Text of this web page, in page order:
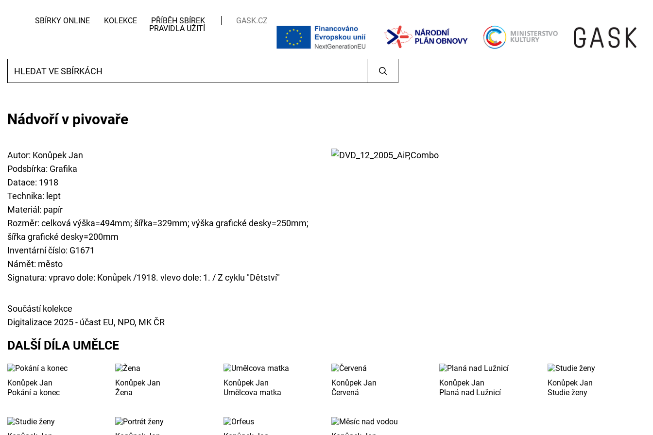
SBÍRKY ONLINE KOLEKCE
PŘÍBĚH SBÍREK
PRAVIDLA UŽITÍ
GASK.CZ
Nádvoří v pivovaře
Autor: Konůpek Jan
Podsbírka: Grafika
Datace: 1918
Technika: lept
Materiál: papír
Rozměr: celková výška=494mm; šířka=329mm; výška grafické desky=250mm;
šířka grafické desky=200mm
Inventární číslo: G1671
Námět: město
Signatura: vpravo dole: Konůpek /1918. vlevo dole: 1. / Z cyklu "Dětství"
Součástí kolekce
Digitalizace 2025 - účast EU, NPO, MK ČR
DALŠÍ DÍLA UMĚLCE
Konůpek Jan
Pokání a konec
Konůpek Jan
Žena
Konůpek Jan
Umělcova matka
Konůpek Jan
Červená
Konůpek Jan
Planá nad Lužnicí
Konůpek Jan
Studie ženy